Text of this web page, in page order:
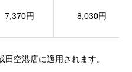
7,370円 8,030円
空港店に適用されます。